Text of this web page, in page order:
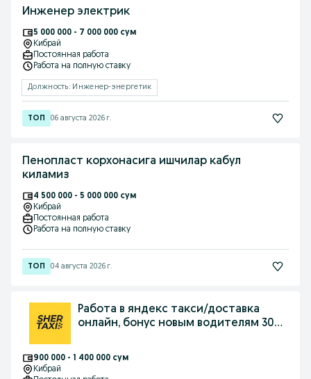
Инженер электрик
5 000 000 - 7 000 000 сум
Кибрай
Постоянная работа
Работа на полную ставку
Должность: Инженер-энергетик
06 августа 2026 г.
Пенопласт корхонасига ишчилар кабул
киламиз
4 500 000 - 5 000 000 сум
Кибрай
Постоянная работа
Работа на полную ставку
04 августа 2026 г.
Работа в яндекс такси/доставка
онлайн, бонус новым водителям 300
900 000 - 1 400 000 сум
Кибрай